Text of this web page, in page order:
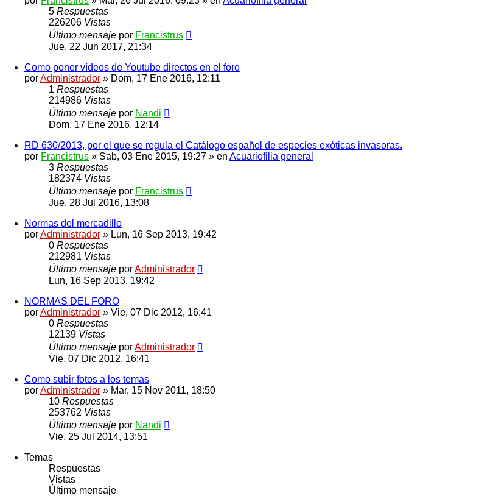
5 Respuestas
226206 Vistas
Último mensaje por Francistrus
Jue, 22 Jun 2017, 21:34
Como poner vídeos de Youtube directos en el foro
porAdministrador » Dom, 17 Ene 2016, 12:11
1 Respuestas
214986 Vistas
Último mensaje por Nandi
Dom, 17 Ene 2016, 12:14
RD 630/2013, por el que se regula el Catálogo español de especies exóticas invasoras.
por Francistrus » Sab, 03 Ene 2015, 19:27 » en Acuariofilia general
3 Respuestas
182374 Vistas
Último mensaje por Francistrus
Jue, 28 Jul 2016, 13:08
Normas del mercadillo
porAdministrador » Lun, 16 Sep 2013, 19:42
0 Respuestas
212981 Vistas
Último mensaje porAdministrador
Lun, 16 Sep 2013, 19:42
NORMAS DEL FORO
porAdministrador » Vie, 07 Dic 2012, 16:41
0 Respuestas
12139 Vistas
Último mensaje porAdministrador
Vie, 07 Dic 2012, 16:41
Como subir fotos a los temas
porAdministrador » Mar, 15 Nov 2011, 18:50
10 Respuestas
253762 Vistas
Último mensaje por Nandi
Vie, 25 Jul 2014, 13:51
Temas
Respuestas
Vistas
Último mensaje